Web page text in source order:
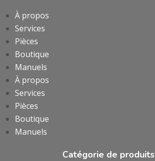
À propos
Services
Pièces
Boutique
Manuels
À propos
Services
Pièces
Boutique
Manuels
Catégorie de produits